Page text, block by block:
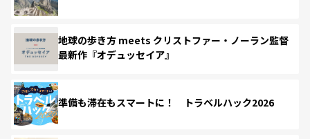
地球の歩き方 meets クリストファー・ノーラン監督
最新作『オデュッセイア』
準備も滞在もスマートに！ トラベルハック2026